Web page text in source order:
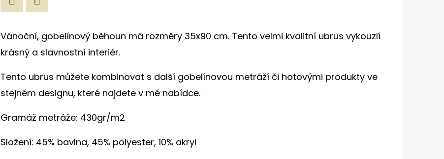
z
5
Vánoční, gobelínový běhoun má rozměry 35x90 cm. Tento velmi kvalitní ubrus vykouzlí
krásný a slavnostní interiér.
Tento ubrus můžete kombinovat s další gobelínovou metráží či hotovými produkty ve
stejném designu, které najdete v mé nabídce.
Gramáž metráže: 430gr/m2
Složení: 45% bavlna, 45% polyester, 10% akryl